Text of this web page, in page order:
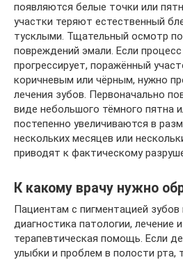
появляются белые точки или
участки теряют естественный
тусклыми. Тщательный осмотр
повреждений эмали. Если
прогрессирует, поражённый
коричневым или чёрным, нужно
лечения зубов. Первоначально
виде небольшого тёмного пятна
постепенно увеличиваются в
нескольких месяцев или
приводят к фактическому
К какому врачу нужно
Пациентам с пигментацией
диагностика патологии, лечение
терапевтическая помощь. Если
улыбки и проблем в полости рта,